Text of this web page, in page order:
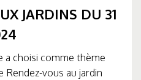
JARDINS DU 31
a choisi comme thème
Rendez-vous au jardin